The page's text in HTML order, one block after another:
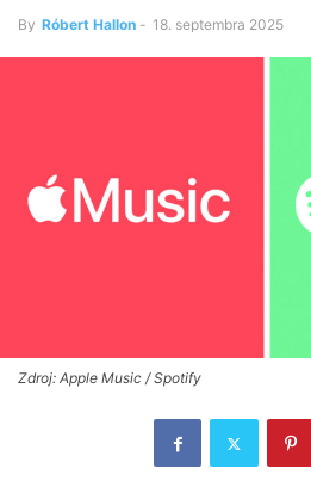
By Róbert Hallon - 18. septembra 2025
Zdroj: Apple Music / Spotify